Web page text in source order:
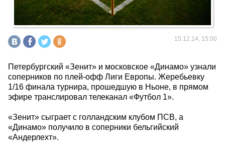
15.12.14, 15:00
Петербургский «Зенит» и московское «Динамо» узнали
соперников по плей-офф Лиги Европы. Жеребьевку
1/16 финала турнира, прошедшую в Ньоне, в прямом
эфире транслировал телеканал «Футбол 1».
«Зенит» сыграет с голландским клубом ПСВ, а
«Динамо» получило в соперники бельгийский
«Андерлехт».